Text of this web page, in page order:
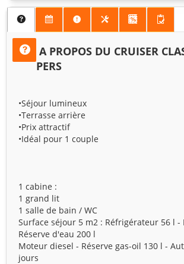
A PROPOS DU CRUISER
PERS
•Séjour lumineux
•Terrasse arrière
•Prix attractif
•Idéal pour 1 couple
1 cabine :
1 grand lit
1 salle de bain / WC
Surface séjour 5 m2 : Réfrigérateur 56 l -
Réserve d'eau 200 l
Moteur diesel - Réserve gas-oil 130 l -
jours